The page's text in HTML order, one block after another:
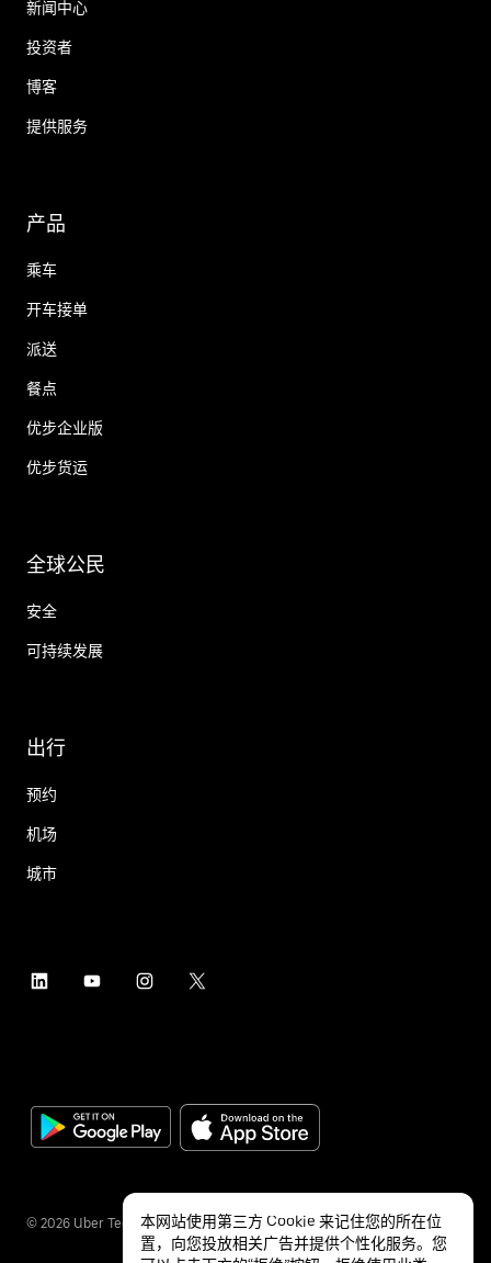
新闻中心
投资者
博客
提供服务
产品
乘车
开车接单
派送
餐点
优步企业版
优步货运
全球公民
安全
可持续发展
出行
预约
机场
城市
© 2026 Uber Technologies Inc.
本网站使用第三方 Cookie 来记住您的所在位
置，向您投放相关广告并提供个性化服务。您